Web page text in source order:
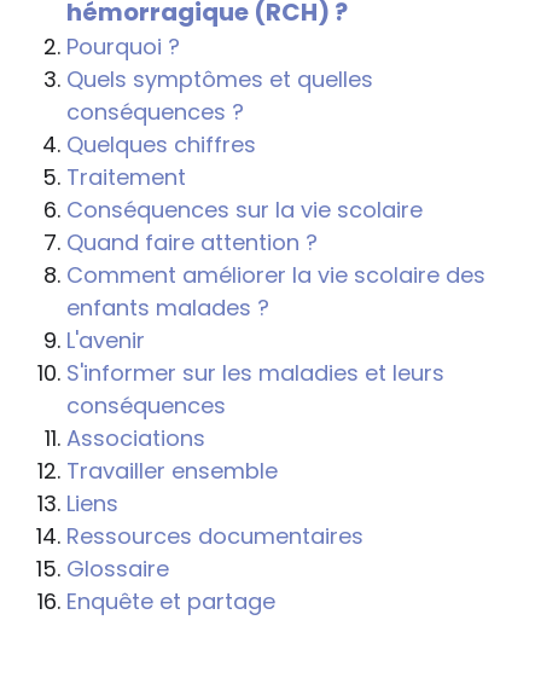
diagnostic en tant que tel.
Cette information doit être adaptée par
chacun, dans le respect de l’individu en
particulier, enfant et adulte, et prendre en
compte la variabilité d’une même
maladie ou handicap selon chaque
enfant.
La consultation d’informations sur un site
web n’exonère personne de ses
responsabilités professionnelles, civiles
et pénales. Les personnes qui
s'inspireront des éléments publiés sur le
site « Tous à l'école » dans leur action
professionnelle le feront sous leur seule
responsabilité, car ils disposent de tous
les paramètres spécifiques d’une
situation particulière pour prendre leurs
décisions, ce qui ne peut être le cas des
hémorragique (RCH) ?
Pourquoi ?
Quels symptômes et quelles
conséquences ?
Quelques chiffres
Traitement
Conséquences sur la vie scolaire
Quand faire attention ?
Comment améliorer la vie scolaire des
enfants malades ?
L'avenir
S'informer sur les maladies et leurs
conséquences
Associations
Travailler ensemble
Liens
Ressources documentaires
Glossaire
Enquête et partage